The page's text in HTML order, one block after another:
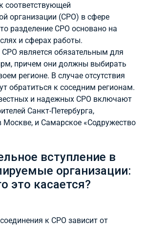
соответствующей
организации (СРО) в сфере
разделение СРО основано на
и сферах работы.
является обязательным для
причем они должны выбирать
регионе. В случае отсутствия
обратиться к соседним регионам.
и надежных СРО включают
Санкт-Петербурга,
Москве, и Самарское «Содружество
вступление в
организации:
это касается?
к СРО зависит от